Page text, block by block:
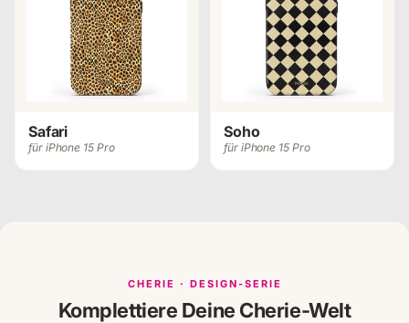
Safari
für iPhone 15 Pro
Soho
für iPhone 15 Pro
CHERIE · DESIGN-SERIE
Komplettiere Deine Cherie-Welt